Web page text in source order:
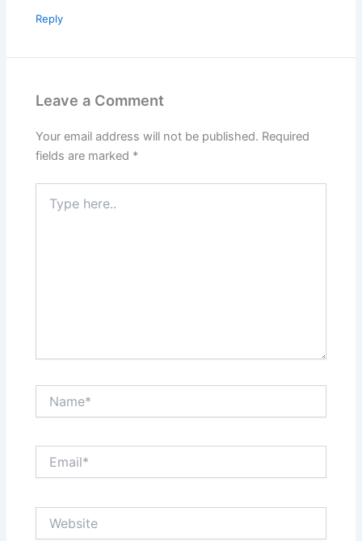
Reply
Leave a Comment
Your email address will not be published. Required
fields are marked *
here..